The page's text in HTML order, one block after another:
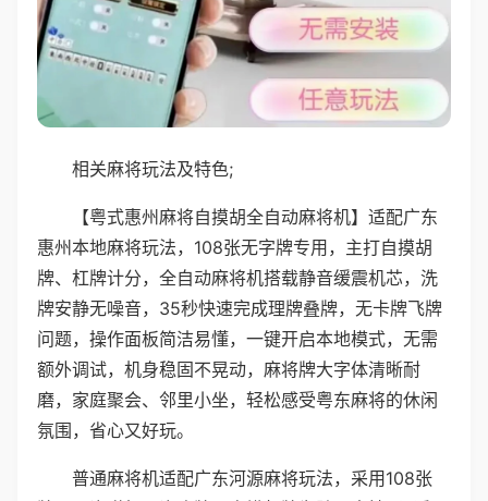
相关麻将玩法及特色;
【粤式惠州麻将自摸胡全自动麻将机】适配广东
惠州本地麻将玩法，108张无字牌专用，主打自摸胡
牌、杠牌计分，全自动麻将机搭载静音缓震机芯，洗
牌安静无噪音，35秒快速完成理牌叠牌，无卡牌飞牌
问题，操作面板简洁易懂，一键开启本地模式，无需
额外调试，机身稳固不晃动，麻将牌大字体清晰耐
磨，家庭聚会、邻里小坐，轻松感受粤东麻将的休闲
氛围，省心又好玩。
普通麻将机适配广东河源麻将玩法，采用108张